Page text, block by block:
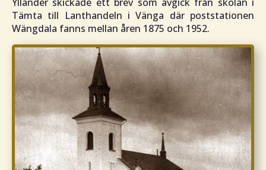
Tämta till Lanthandeln i Vänga där poststationen
Wängdala fanns mellan åren 1875 och 1952.